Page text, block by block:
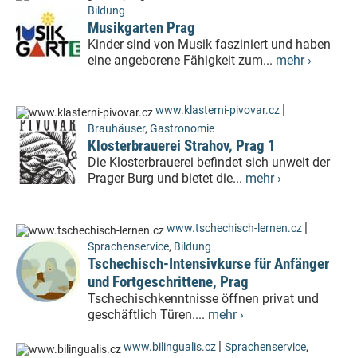
Bildung
Musikgarten Prag
Kinder sind von Musik fasziniert und haben
eine angeborene Fähigkeit zum... mehr ›
www.klasterni-pivovar.cz |
Brauhäuser, Gastronomie
Klosterbrauerei Strahov, Prag 1
Die Klosterbrauerei befindet sich unweit der
Prager Burg und bietet die... mehr ›
www.tschechisch-lernen.cz |
Sprachenservice, Bildung
Tschechisch-Intensivkurse für Anfänger
und Fortgeschrittene, Prag
Tschechischkenntnisse öffnen privat und
geschäftlich Türen.... mehr ›
www.bilingualis.cz | Sprachenservice,